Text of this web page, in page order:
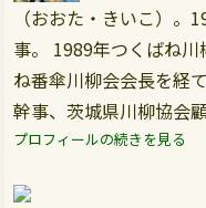
（おおた・きいこ）
事。 1989年つくばね
ね番傘川柳会会長を経
幹事、茨城県川柳協会
プロフィールの続きを見る